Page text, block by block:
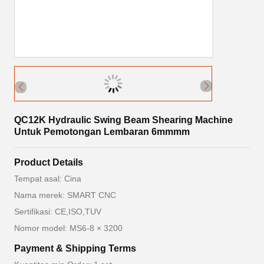
QC12K Hydraulic Swing Beam Shearing Machine
Untuk Pemotongan Lembaran 6mmmm
Product Details
Tempat asal: Cina
Nama merek: SMART CNC
Sertifikasi: CE,ISO,TUV
Nomor model: MS6-8 × 3200
Payment & Shipping Terms